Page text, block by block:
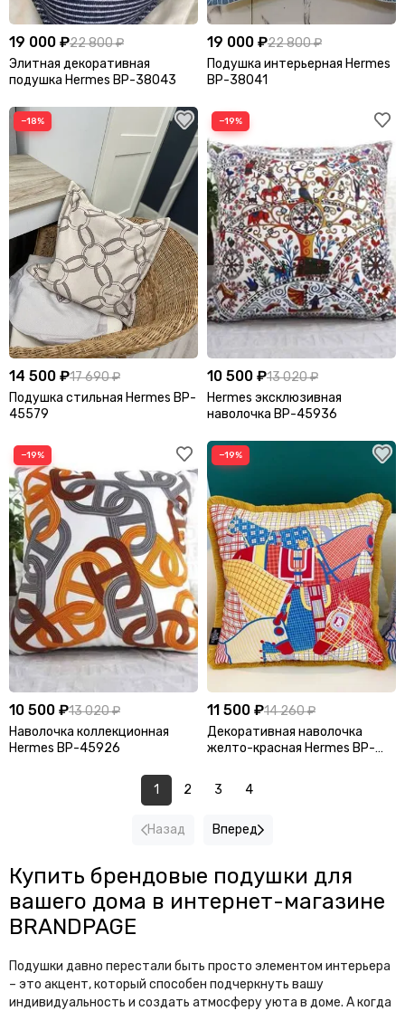
19 000 ₽22 800 ₽
Элитная декоративная
подушка Hermes BP-38043
19 000 ₽22 800 ₽
Подушка интерьерная Hermes
BP-38041
−18%
14 500 ₽17 690 ₽
Подушка стильная Hermes BP-
45579
−19%
10 500 ₽13 020 ₽
Hermes эксклюзивная
наволочка BP-45936
−19%
10 500 ₽13 020 ₽
Наволочка коллекционная
Hermes BP-45926
−19%
11 500 ₽14 260 ₽
Декоративная наволочка
желто-красная Hermes BP-
Назад
1 2 3 4
Вперед
Купить брендовые подушки для
вашего дома в интернет-магазине
BRANDPAGE
Подушки давно перестали быть просто элементом интерьера
– это акцент, который способен подчеркнуть вашу
индивидуальность и создать атмосферу уюта в доме. А когда